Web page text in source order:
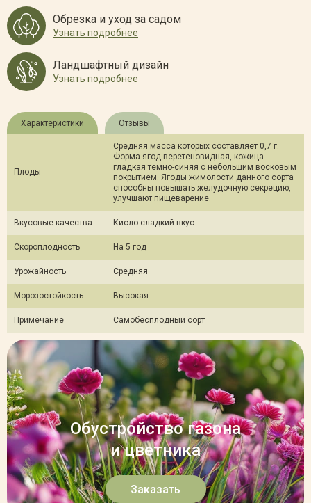
Обрезка и уход за садом
Узнать подробнее
Ландшафтный дизайн
Узнать подробнее
Характеристики Отзывы
Плоды
Средняя масса которых составляет 0,7 г.
Форма ягод веретеновидная, кожица
гладкая темно-синяя с небольшим восковым
покрытием. Ягоды жимолости данного сорта
способны повышать желудочную секрецию,
улучшают пищеварение.
Вкусовые качества Кисло сладкий вкус
Скороплодность На 5 год
Урожайность Средняя
Морозостойкость Высокая
Примечание Самобесплодный сорт
Обустройство газона
и цветника
Заказать